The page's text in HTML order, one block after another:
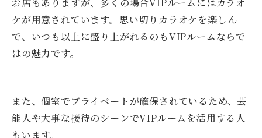
ケが用意されています。思い切りカラオケを楽しん
で、いつも以上に盛り上がれるのもVIPルームならで
はの魅力です。
また、個室でプライベートが確保されているため、芸
能人や大事な接待のシーンでVIPルームを活用する人
もいます。